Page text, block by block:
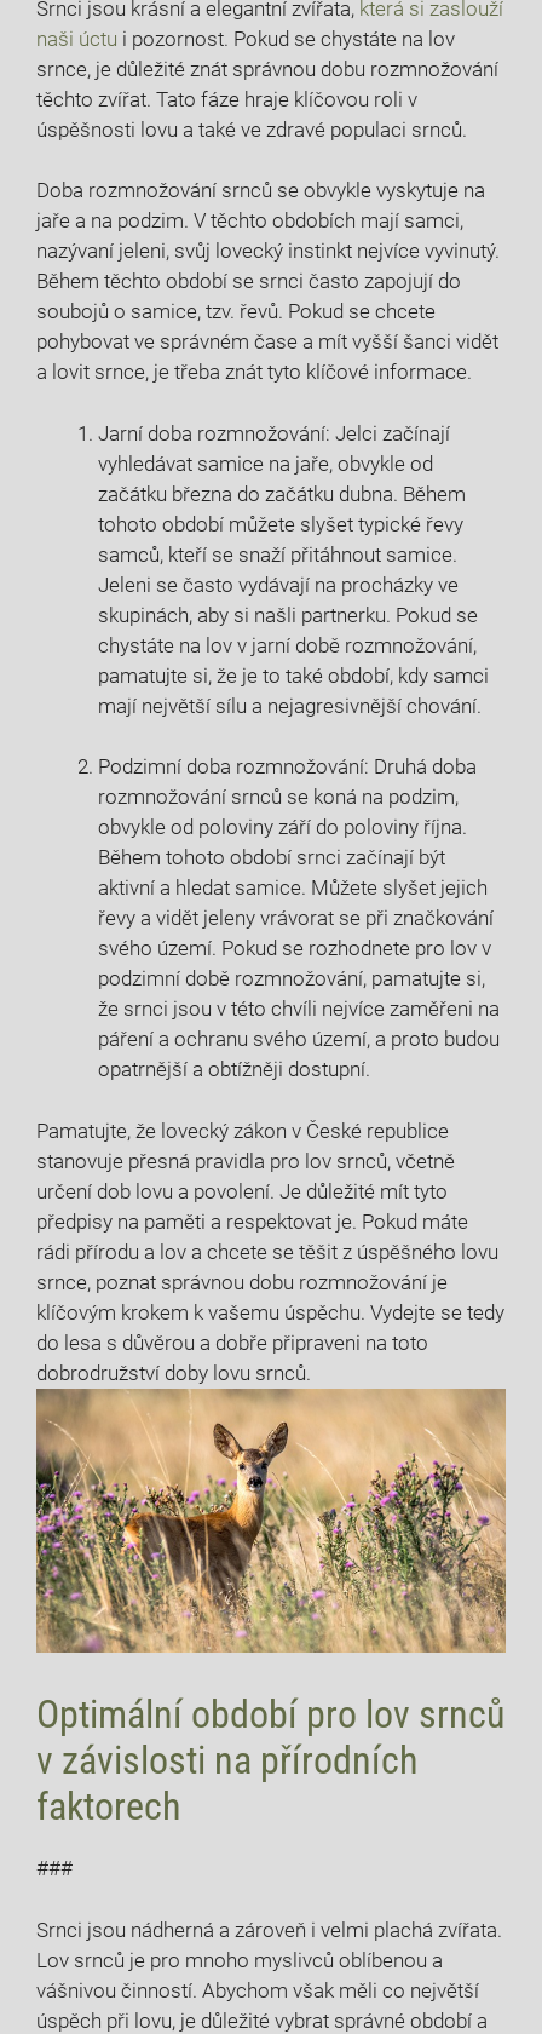
Srnci jsou krásní⁤ a elegantní zvířata, která si zaslouží
naši úctu i pozornost. ‌Pokud se chystáte na lov
srnce, je důležité znát⁢ správnou dobu rozmnožování
těchto zvířat. ⁣Tato fáze hraje klíčovou roli v
úspěšnosti lovu a také ve ⁢zdravé populaci srnců.
Doba ‌rozmnožování srnců se ⁢obvykle vyskytuje na
jaře a na podzim. V těchto obdobích ⁣mají samci,
nazývaní ⁣jeleni, svůj lovecký instinkt nejvíce ​vyvinutý.
Během ​těchto ​období se srnci⁤ často zapojují do
soubojů o samice, tzv. řevů. Pokud se‌ chcete
pohybovat ve správném čase ⁢a ‌mít⁣ vyšší ⁣šanci vidět
‌a lovit srnce,‍ je třeba znát tyto klíčové informace.
Jarní doba rozmnožování: Jelci začínají
vyhledávat samice na jaře, obvykle od
začátku ‍března‍ do začátku dubna. Během
tohoto⁤ období ⁤můžete slyšet typické⁤ řevy
samců, kteří se snaží přitáhnout⁤ samice.
Jeleni se často vydávají ‍na procházky ve
⁢skupinách, aby si ‌našli partnerku. Pokud se
chystáte na lov​ v jarní době ‍rozmnožování,
pamatujte si, že je⁢ to také období, kdy⁢ samci
mají největší sílu⁢ a nejagresivnější chování.
Podzimní doba rozmnožování: Druhá doba
rozmnožování srnců se⁢ koná na podzim,
obvykle od poloviny​ září do poloviny října.
Během tohoto ⁤období⁤ srnci začínají být
aktivní a hledat samice. Můžete ‍slyšet jejich
řevy a vidět jeleny vrávorat⁤ se při značkování
svého území. Pokud se rozhodnete pro lov ​v
podzimní době rozmnožování, pamatujte si,
že srnci jsou v⁣ této chvíli nejvíce zaměřeni na ​
páření a‍ ochranu svého území,‍ a proto budou​
opatrnější a obtížněji⁣ dostupní.
Pamatujte, že⁢ lovecký zákon v České republice
stanovuje přesná pravidla pro lov srnců, ​včetně ​
určení dob lovu a ‌povolení. Je⁤ důležité mít tyto
předpisy na ‌paměti a respektovat je. Pokud máte
⁢rádi přírodu ⁢a lov a chcete se těšit z úspěšného lovu​
srnce,‍ poznat správnou dobu rozmnožování je
klíčovým krokem k vašemu úspěchu. Vydejte se ‌tedy‍
do lesa s důvěrou a dobře připraveni⁤ na⁢ toto
dobrodružství⁢ doby lovu srnců.
Optimální ‍období pro lov srnců
v závislosti ​na‍ přírodních
faktorech
###
Srnci jsou ⁢nádherná a ⁢zároveň​ i ​velmi plachá zvířata.⁤
Lov srnců⁤ je pro mnoho myslivců oblíbenou ​a
vášnivou⁢ činností. Abychom však‍ měli co ‍největší
úspěch⁣ při lovu, je důležité vybrat správné období a